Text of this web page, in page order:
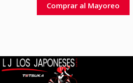
Comprar al Mayoreo